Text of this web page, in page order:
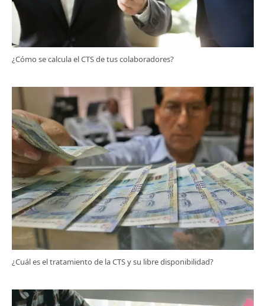
¿Cómo se calcula el CTS de tus colaboradores?
¿Cuál es el tratamiento de la CTS y su libre disponibilidad?